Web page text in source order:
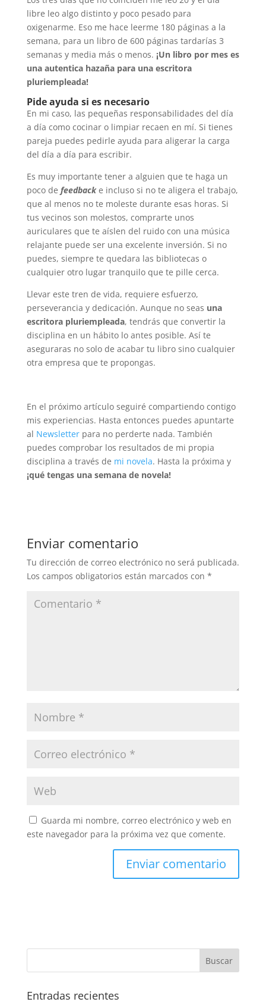
libre leo algo distinto y poco pesado para
oxigenarme. Eso me hace leerme 180 páginas a la
semana, para un libro de 600 páginas tardarías 3
semanas y media más o menos. ¡Un libro por mes es
una autentica hazaña para una escritora
pluriempleada!
Pide ayuda si es necesario
En mi caso, las pequeñas responsabilidades del día
a día como cocinar o limpiar recaen en mí. Si tienes
pareja puedes pedirle ayuda para aligerar la carga
del día a día para escribir.
Es muy importante tener a alguien que te haga un
poco de feedback e incluso si no te aligera el trabajo,
que al menos no te moleste durante esas horas. Si
tus vecinos son molestos, comprarte unos
auriculares que te aíslen del ruido con una música
relajante puede ser una excelente inversión. Si no
puedes, siempre te quedara las bibliotecas o
cualquier otro lugar tranquilo que te pille cerca.
Llevar este tren de vida, requiere esfuerzo,
perseverancia y dedicación. Aunque no seas una
escritora pluriempleada, tendrás que convertir la
disciplina en un hábito lo antes posible. Así te
aseguraras no solo de acabar tu libro sino cualquier
otra empresa que te propongas.
En el próximo artículo seguiré compartiendo contigo
mis experiencias. Hasta entonces puedes apuntarte
al Newsletterpara no perderte nada. También
puedes comprobar los resultados de mi propia
disciplina a través de mi novela. Hasta la próxima y
¡qué tengas una semana de novela!
Enviar comentario
Tu dirección de correo electrónico no será publicada.
Los campos obligatorios están marcados con *
Guarda mi nombre, correo electrónico y web en
este navegador para la próxima vez que comente.
Entradas recientes